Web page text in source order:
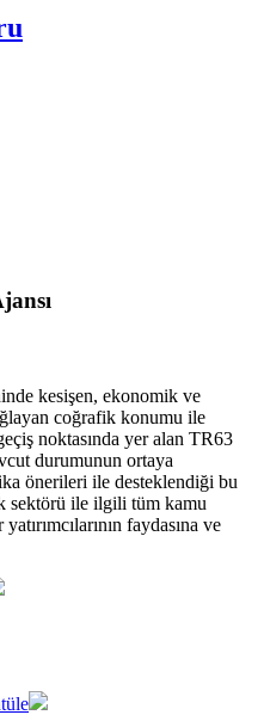
kesişen, ekonomik ve
coğrafik konumu ile
noktasında yer alan TR63
durumunun ortaya
önerileri ile desteklendiği bu
sektörü ile ilgili tüm kamu
faydasına ve